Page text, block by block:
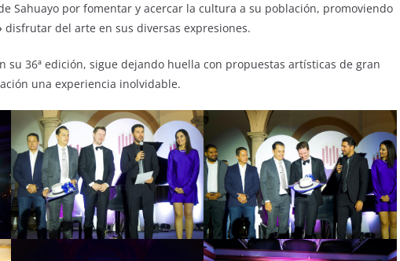
Sahuayo por fomentar y acercar la cultura a su población, promoviendo
disfrutar del arte en sus diversas expresiones.
su 36ª edición, sigue dejando huella con propuestas artísticas de gran
una experiencia inolvidable.